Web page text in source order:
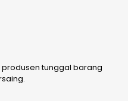
produsen tunggal barang